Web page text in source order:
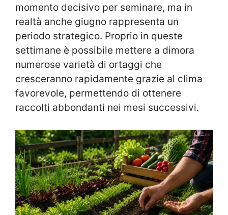
momento decisivo per seminare, ma in
realtà anche giugno rappresenta un
periodo strategico. Proprio in queste
settimane è possibile mettere a dimora
numerose varietà di ortaggi che
cresceranno rapidamente grazie al clima
favorevole, permettendo di ottenere
raccolti abbondanti nei mesi successivi.